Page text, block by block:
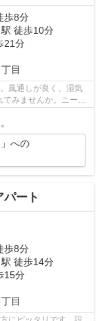
歩8分
駅 徒歩10分
21分
丁目
風通しが良く、湿気
みませんか。ニーズ
への
ート
歩8分
駅 徒歩14分
15分
丁目